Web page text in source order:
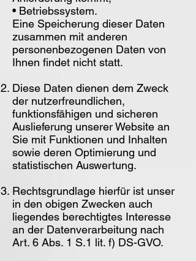
• Betriebssystem.
Eine Speicherung dieser Daten
zusammen mit anderen
personenbezogenen Daten von
Ihnen findet nicht statt.
Diese Daten dienen dem Zweck
der nutzerfreundlichen,
funktionsfähigen und sicheren
Auslieferung unserer Website an
Sie mit Funktionen und Inhalten
sowie deren Optimierung und
statistischen Auswertung.
Rechtsgrundlage hierfür ist unser
in den obigen Zwecken auch
liegendes berechtigtes Interesse
an der Datenverarbeitung nach
Art. 6 Abs. 1 S.1 lit. f) DS-GVO.